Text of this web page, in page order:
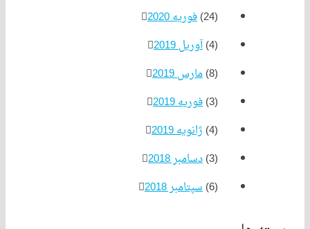
فوریه 2020(24)
آوریل 2019
مارس 2019
فوریه 2019
ژانویه 2019
دسامبر 2018
سپتامبر 2018